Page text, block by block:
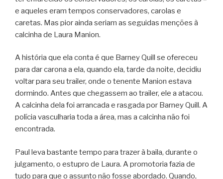
e aqueles eram tempos conservadores, carolas e
caretas. Mas pior ainda seriam as seguidas menções à
calcinha de Laura Manion.
A história que ela conta é que Barney Quill se ofereceu
para dar carona a ela, quando ela, tarde da noite, decidiu
voltar para seu trailer, onde o tenente Manion estava
dormindo. Antes que chegassem ao trailer, ele a atacou.
A calcinha dela foi arrancada e rasgada por Barney Quill. A
polícia vasculharia toda a área, mas a calcinha não foi
encontrada.
Paul leva bastante tempo para trazer à baila, durante o
julgamento, o estupro de Laura. A promotoria fazia de
tudo para que o assunto não fosse abordado. Quando,